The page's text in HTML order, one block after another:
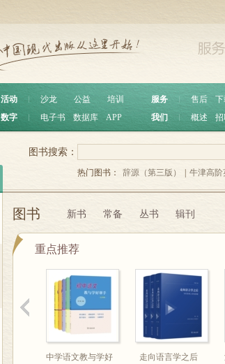
活动 沙龙 公益
培训
数字
电子书 数据库 APP
服务 ︱ 售后
我们
概述
图书搜索：
热门图书： 辞源（第三版） 牛津高阶
图书 新书 常备 丛书 辑刊
重点推荐
中学语文教与学好
走向语言学之后